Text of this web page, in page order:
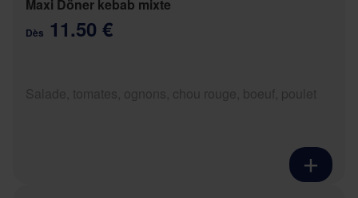
Maxi Döner kebab mixte
Dès 11.50 €